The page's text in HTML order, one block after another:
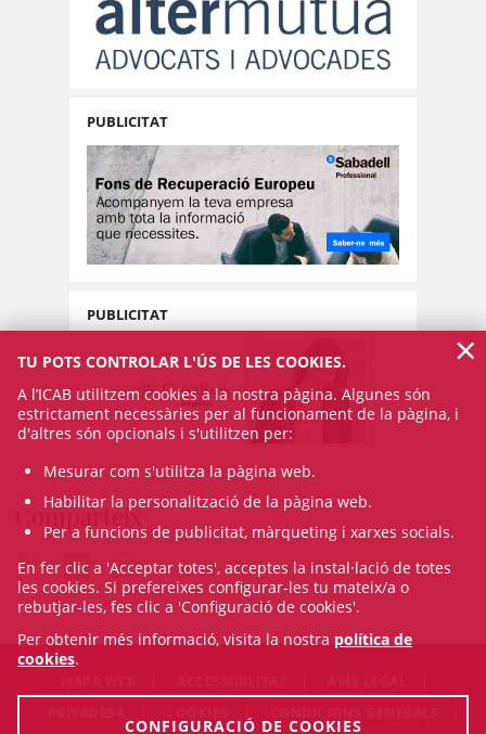
PUBLICITAT
PUBLICITAT
Comparteix
TU POTS CONTROLAR L'ÚS DE LES COOKIES.
A l’ICAB utilitzem cookies a la nostra pàgina. Algunes són
estrictament necessàries per al funcionament de la pàgina, i
d'altres són opcionals i s'utilitzen per:
Mesurar com s'utilitza la pàgina web.
Habilitar la personalització de la pàgina web.
Per a funcions de publicitat, màrqueting i xarxes socials.
En fer clic a 'Acceptar totes', acceptes la instal·lació de totes
les cookies. Si prefereixes configurar-les tu mateix/a o
rebutjar-les, fes clic a 'Configuració de cookies'.
Per obtenir més informació, visita la nostra política de
cookies.
CONFIGURACIÓ DE COOKIES
×